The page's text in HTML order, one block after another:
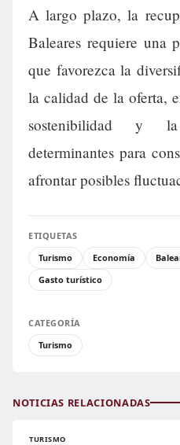
A largo plazo, la
Baleares requiere una
que favorezca la
la calidad de la oferta,
sostenibilidad y
determinantes para
afrontar posibles
ETIQUETAS
Turismo
Economía
Gasto turístico
CATEGORÍA
Turismo
NOTICIAS RELACIONADAS
TURISMO